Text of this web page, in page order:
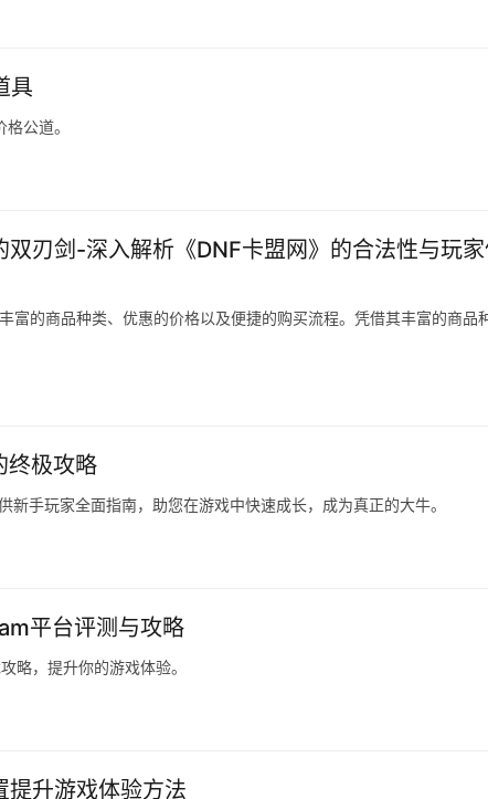
具
公道。
刃剑-深入解析《DNF卡盟网》的合法性与玩
富的商品种类、优惠的价格以及便捷的购买流程。凭借其丰富的商品
终极攻略
手玩家全面指南，助您在游戏中快速成长，成为真正的大牛。
平台评测与攻略
略，提升你的游戏体验。
提升游戏体验方法